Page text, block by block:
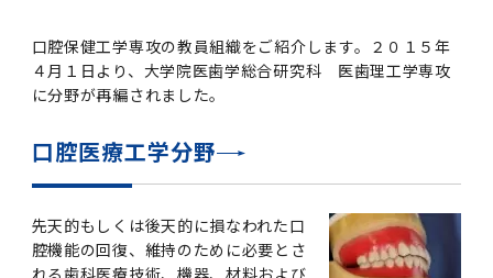
建物沿革
歴代校長及び学長
ブランド
学
教育について
研究について
医療について
キャンパスマップ
運営組織トップ
大学組織一覧
副学長
広報誌・刊行物
広報誌・刊行物トップ
大学紹介動画トップ
大学概要（冊子）
大学の計画と評価
大学評価の制度について
四大学連合トップ
情報公開・個人情報
アドミッション・ポリシー
入試制度
学部入試の変更点（予告）
学部などについてトップ
学生生活などについて
大学院入学案内トップ
募集要項
医歯学総合研究科
アドミッション・ポリシー
聴講生・科目等履修生および大学院研究生募集
聴講生・科目等履修生および大学院研究生募集
トップ
医学部
入学に関するお問い合わせ窓口
令和8年度（2026年度）総合知と癒しの次世代
フロントランナー育成プログラム Science
て
令和7年度（2025年度）「総合知と癒しの次世
代フロントランナー育成プログラム Science
Tokyo SPRING(医歯学系)」対象学生の春募集
令和8年度（2026年度）トップレベルAI研究の
ための共創型エキスパート人材育成プログラム
系）生）の募集について
令和7年度トップレベルAI研究のための共創型
エキスパート人材育成プログラム対象学生（医
歯学系-BOOST生）の募集について
援制度
CS（クリニシャン・サイエンティスト）養成支
令和８年度（2026年度）CS（クリニシャン・
サイエンティスト）養成支援制度の募集につい
て
授業・カリキュラム
授業・カリキュラムトップ
四大学連合･複合領域コース
入学料・授業料・奨学金
入学料・授業料・奨学金トップ
留学情報
ポリシー
ポリシートップ
歯学部（歯学科･口腔保健学科）
医学部（医学科･保健衛生学科）
医学科
歯学部（歯学科･口腔保健学科）トップ
大学院医歯学総合研究科
歯学部（歯学科･口腔保健学科）
教養部
公開講座・公開シンポジウム・講演会等のお知
大学院医歯学総合研究科トップ
大学院保健衛生学研究科
歯科（歯系診療部門）
外部資金
外部資金トップ
産学官連携
研究手続き
倫理審査申請システム
研究活動トップ
研究組織
大学基金
受験生 在学生
企業・研究者・一般の方
病院をご利用の方
口腔保健工学専攻の教員組織をご紹介します。２０１５年
４月１日より、大学院医歯学総合研究科 医歯理工学専攻
に分野が再編されました。
口腔医療工学分野
先天的もしくは後天的に損なわれた口
腔機能の回復、維持のために必要とさ